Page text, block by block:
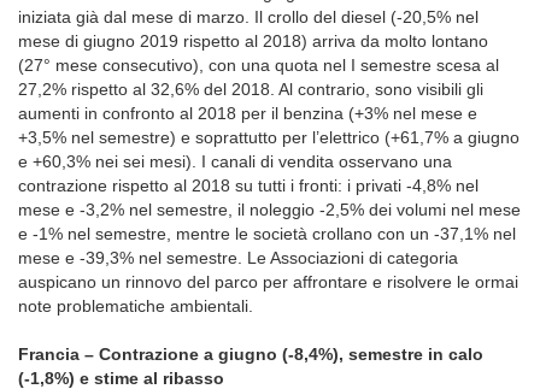
iniziata già dal mese di marzo. Il crollo del diesel (-20,5% nel
mese di giugno 2019 rispetto al 2018) arriva da molto lontano
(27° mese consecutivo), con una quota nel I semestre scesa al
27,2% rispetto al 32,6% del 2018. Al contrario, sono visibili gli
aumenti in confronto al 2018 per il benzina (+3% nel mese e
+3,5% nel semestre) e soprattutto per l’elettrico (+61,7% a giugno
e +60,3% nei sei mesi). I canali di vendita osservano una
contrazione rispetto al 2018 su tutti i fronti: i privati -4,8% nel
mese e -3,2% nel semestre, il noleggio -2,5% dei volumi nel mese
e -1% nel semestre, mentre le società crollano con un -37,1% nel
mese e -39,3% nel semestre. Le Associazioni di categoria
auspicano un rinnovo del parco per affrontare e risolvere le ormai
note problematiche ambientali.
Francia – Contrazione a giugno (-8,4%), semestre in calo
(-1,8%) e stime al ribasso